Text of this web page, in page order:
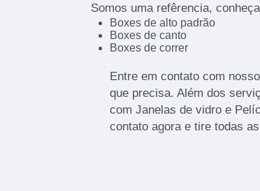
Somos uma refêrencia,
Boxes de alto padrão
Boxes de canto
Boxes de correr
Entre em contato com
que precisa. Além dos
com Janelas de vidro e
contato agora e tire todas